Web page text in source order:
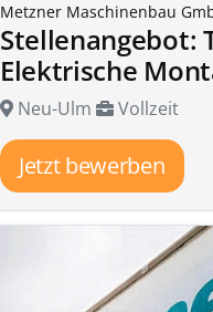
Metzner Maschinenbau
Stellenangebot:
Elektrische
Neu-Ulm Vollzeit
Jetzt bewerben